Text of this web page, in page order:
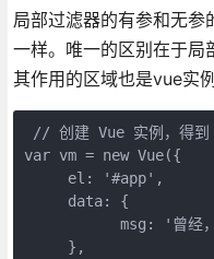
局部过滤器的有参和无参
一样。唯一的区别在于局
其作用的区域也是vue实
// 创建 Vue 实例，得到
var vm = new Vue({
     el: '#app',
     data: {
msg: '曾经，
     },